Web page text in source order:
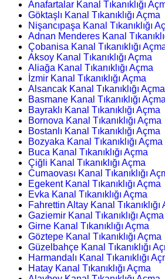
Anafartalar Kanal Tıkanıklığı
Göktaşlı Kanal Tıkanıklığı Açma
Nişancıpaşa Kanal Tıkanıklığı
Adnan Menderes Kanal
Çobanisa Kanal Tıkanıklığı
Aksoy Kanal Tıkanıklığı Açma
Aliağa Kanal Tıkanıklığı Açma
İzmir Kanal Tıkanıklığı Açma
Alsancak Kanal Tıkanıklığı Açma
Basmane Kanal Tıkanıklığı Açma
Bayraklı Kanal Tıkanıklığı Açma
Bornova Kanal Tıkanıklığı Açma
Bostanlı Kanal Tıkanıklığı Açma
Bozyaka Kanal Tıkanıklığı Açma
Buca Kanal Tıkanıklığı Açma
Çiğli Kanal Tıkanıklığı Açma
Cumaovası Kanal Tıkanıklığı
Egekent Kanal Tıkanıklığı Açma
Evka Kanal Tıkanıklığı Açma
Fahrettin Altay Kanal Tıkanıklığı
Gaziemir Kanal Tıkanıklığı Açma
Girne Kanal Tıkanıklığı Açma
Göztepe Kanal Tıkanıklığı Açma
Güzelbahçe Kanal Tıkanıklığı
Harmandalı Kanal Tıkanıklığı
Hatay Kanal Tıkanıklığı Açma